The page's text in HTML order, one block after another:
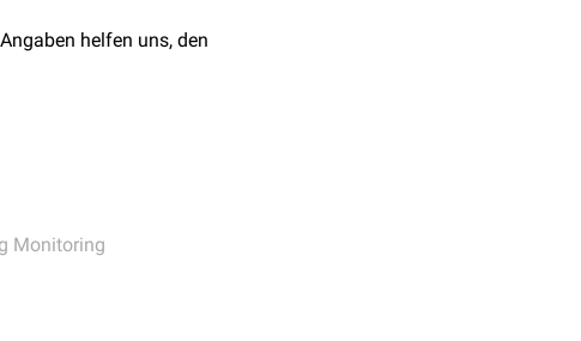
den Zeitanteil, in dem die
helfen uns, den
Monitoring